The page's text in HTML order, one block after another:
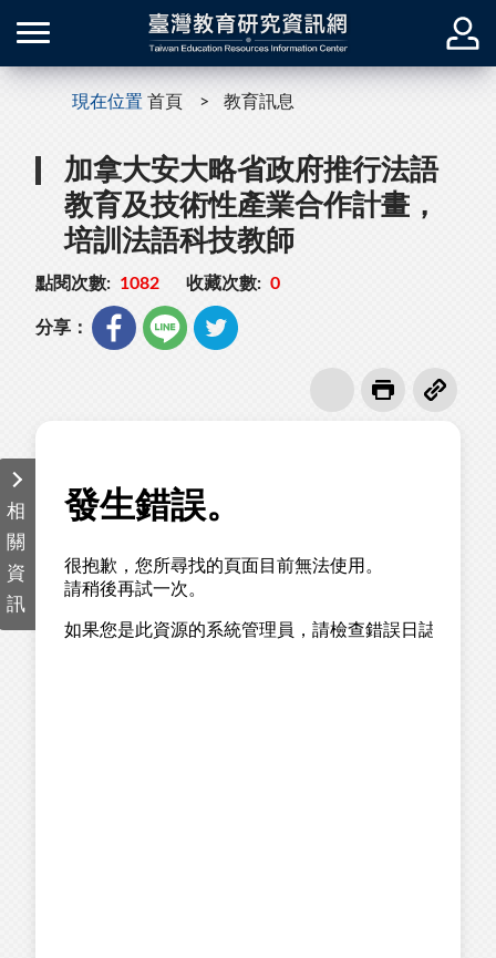
現在位置 首頁 教育訊息
加拿大安大略省政府推行法語
教育及技術性產業合作計畫，
培訓法語科技教師
點閱次數: 1082 收藏次數: 0
分享：
相
關
資
訊